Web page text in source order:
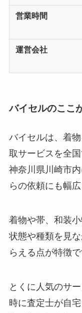
営業時間
運営会社
バイセルのここ
バイセルは、着
取サービスを全
神奈川県川崎市
らの依頼にも幅
着物や帯、和装
状態や種類を見
らえる点が特徴で
とくに人気のサ
時に査定士が自